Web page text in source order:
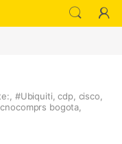
#Ubiquiti ,cdp, cisco
bogota